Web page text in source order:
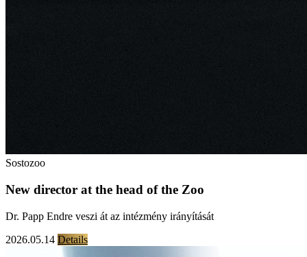
Sostozoo
New director at the head of the Zoo
Dr. Papp Endre veszi át az intézmény irányítását
2026.05.14 Details